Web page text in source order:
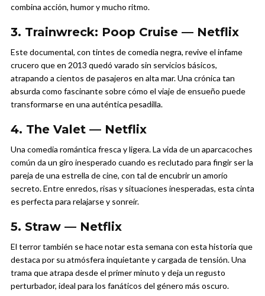
combina acción, humor y mucho ritmo.
3. Trainwreck: Poop Cruise — Netflix
Este documental, con tintes de comedia negra, revive el infame
crucero que en 2013 quedó varado sin servicios básicos,
atrapando a cientos de pasajeros en alta mar. Una crónica tan
absurda como fascinante sobre cómo el viaje de ensueño puede
transformarse en una auténtica pesadilla.
4. The Valet — Netflix
Una comedia romántica fresca y ligera. La vida de un aparcacoches
común da un giro inesperado cuando es reclutado para fingir ser la
pareja de una estrella de cine, con tal de encubrir un amorío
secreto. Entre enredos, risas y situaciones inesperadas, esta cinta
es perfecta para relajarse y sonreír.
5. Straw — Netflix
El terror también se hace notar esta semana con esta historia que
destaca por su atmósfera inquietante y cargada de tensión. Una
trama que atrapa desde el primer minuto y deja un regusto
perturbador, ideal para los fanáticos del género más oscuro.